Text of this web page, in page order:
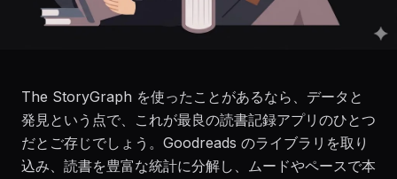
The StoryGraph を使ったことがあるなら、データと
発見という点で、これが最良の読書記録アプリのひとつ
だとご存じでしょう。Goodreads のライブラリを取り
込み、読書を豊富な統計に分解し、ムードやペースで本